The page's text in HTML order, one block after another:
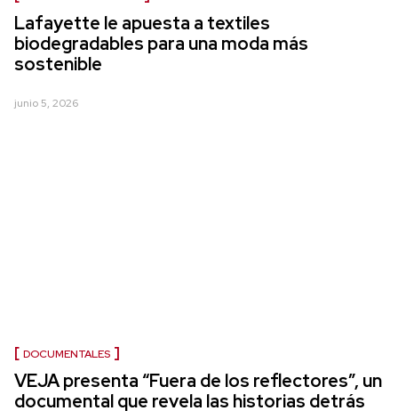
Lafayette le apuesta a textiles
biodegradables para una moda más
sostenible
junio 5, 2026
DOCUMENTALES
VEJA presenta “Fuera de los reflectores”, un
documental que revela las historias detrás